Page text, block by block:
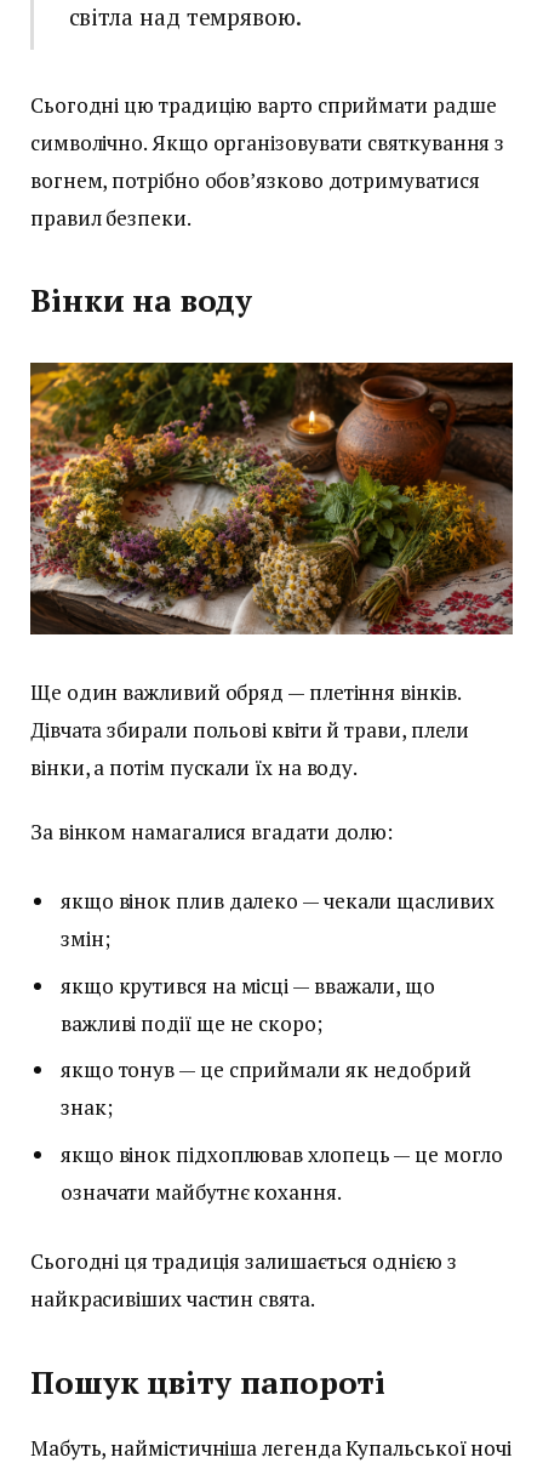
світла над темрявою.
Сьогодні цю традицію варто сприймати радше
символічно. Якщо організовувати святкування з
вогнем, потрібно обов’язково дотримуватися
правил безпеки.
Вінки на воду
Ще один важливий обряд — плетіння вінків.
Дівчата збирали польові квіти й трави, плели
вінки, а потім пускали їх на воду.
За вінком намагалися вгадати долю:
якщо вінок плив далеко — чекали щасливих
змін;
якщо крутився на місці — вважали, що
важливі події ще не скоро;
якщо тонув — це сприймали як недобрий
знак;
якщо вінок підхоплював хлопець — це могло
означати майбутнє кохання.
Сьогодні ця традиція залишається однією з
найкрасивіших частин свята.
Пошук цвіту папороті
Мабуть, наймістичніша легенда Купальської ночі